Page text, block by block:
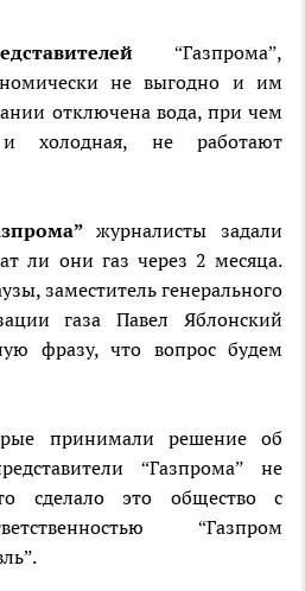
“Газпрома”,
не выгодно и им
отключена вода, при чем
холодная, не работают
журналисты задали
ли они газ через 2 месяца.
заместитель генерального
газа Павел Яблонский
фразу, что вопрос будем
принимали решение об
“Газпрома” не
сделало это общество с
“Газпром